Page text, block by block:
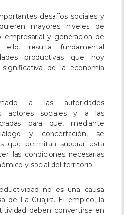
desafíos sociales y
mayores niveles de
empresarial y generación de
ello, resulta fundamental
productivas que hoy
de la economía
a las autoridades
actores sociales y a las
para que, mediante
y concertación, se
que permitan superar esta
las condiciones necesarias
y social del territorio.
no es una causa
de La Guajira. El empleo, la
deben convertirse en